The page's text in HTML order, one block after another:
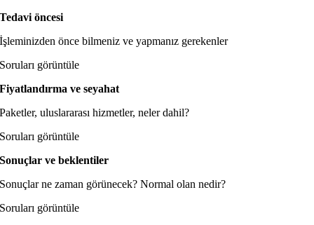
Tedavi öncesi
İşleminizden önce bilmeniz ve yapmanız gerekenler
Soruları görüntüle
Fiyatlandırma ve seyahat
Paketler, uluslararası hizmetler, neler dahil?
Soruları görüntüle
Sonuçlar ve beklentiler
Sonuçlar ne zaman görünecek? Normal olan nedir?
Soruları görüntüle